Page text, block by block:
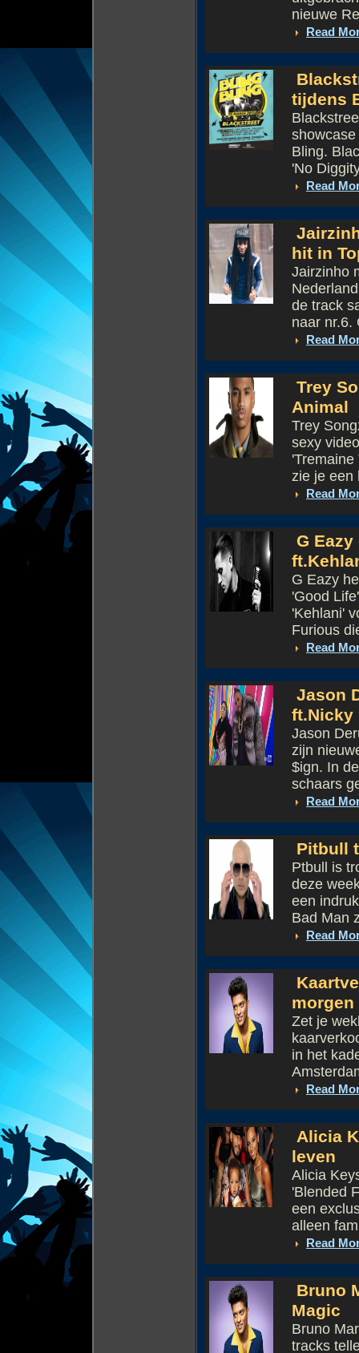
nieuwe
Read
tijdens
Bling.
'No
Read
hit in
Jairzinho
de track
naar nr.6.
Read
Trey
Animal
Trey
sexy
zie je een
Read
G
G Eazy
'Good
'Kehlani'
Furious
Read
Jason
ft.Nicky
Jason
zijn
$ign. In
schaars
Read
Pitbull
Ptbull is
deze
een
Bad Man
Read
morgen
Zet je
in het
Read
Alicia
leven
Alicia
'Blended
een
alleen
Read
Bruno
Magic
Bruno
tracks